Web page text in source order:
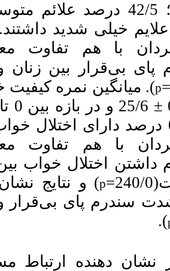
علائم متوسط، 4/2
سندرم
معنی‌داری
و مردان
خواب در
25/6 و در بازه بین 0 تا 17 بود.
اختلال خواب بودند،
معنی‌داری
بین زنان و
نشان داد که
و داشتن
مستقیم و